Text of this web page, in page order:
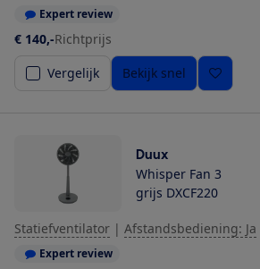
Expert review
€ 140,-Richtprijs
Vergelijk
Bekijk snel
Duux
Whisper Fan 3
grijs DXCF220
Statiefventilator | Afstandsbediening: Ja
Expert review